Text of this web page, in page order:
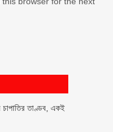
চাপাতির তাণ্ডব, একই